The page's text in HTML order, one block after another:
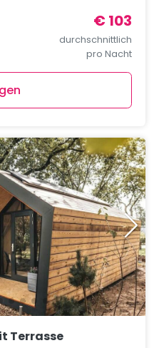
€ 103
durchschnittlich
pro Nacht
Terrasse